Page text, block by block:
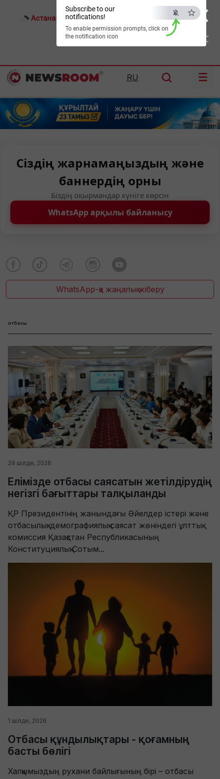
×
ESC
Subscribe to our
notifications!
To enable permission prompts, click on
the notification icon
Астана: 25°C Алматы: Шымкент:36°C
RU ☰
Сіздің жарнамаңыздың және
баннердің орны
Біздің оқырмандар күніге көрсін
WhatsApp арқылы байланысу
WhatsApp-қа жаңалық жіберу
отбасы
29 шілде, 2026
Елімізде отбасы саясатын жетілдірудің
негізгі бағыттары талқыланды
ҚР Президентінің жанындағы Әйелдер істері және
отбасылық-демографиялық саясат жөніндегі ұлттық
комиссия Қазақстан Республикасының
Конституциялық Сотым...
1 шілде, 2026
Отбасы құндылықтары - қоғамның
басты бөлігі
Халқымыздың рухани байлығының бірі – отбасы